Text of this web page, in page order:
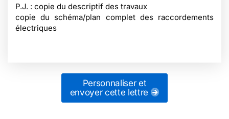
P.J. : copie du descriptif des travaux
copie du schéma/plan complet des raccordements
électriques
Personnaliser et
envoyer cette lettre